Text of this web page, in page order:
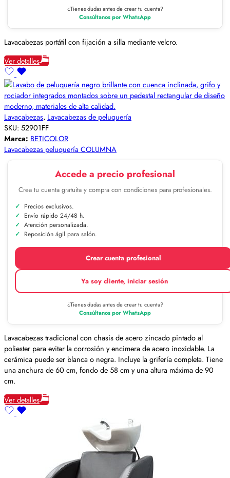
¿Tienes dudas antes de crear tu cuenta?
Consúltanos por WhatsApp
Lavacabezas portátil con fijación a silla mediante velcro.
Ver detalles
Lavacabezas, Lavacabezas de peluquería
SKU: 52901FF
Marca: BETICOLOR
Lavacabezas peluquería COLUMNA
Accede a precio profesional
Crea tu cuenta gratuita y compra con condiciones para profesionales.
Precios exclusivos.
Envío rápido 24/48 h.
Atención personalizada.
Reposición ágil para salón.
Crear cuenta profesional
Ya soy cliente, iniciar sesión
¿Tienes dudas antes de crear tu cuenta?
Consúltanos por WhatsApp
Lavacabezas tradicional con chasis de acero zincado pintado al
poliester para evitar la corrosión y encimera de acero inoxidable. La
cerámica puede ser blanca o negra. Incluye la grifería completa. Tiene
una anchura de 60 cm, fondo de 58 cm y una altura máxima de 90
cm.
Ver detalles